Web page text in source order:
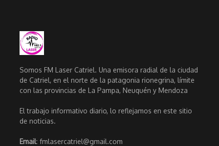
Somos FM Laser Catriel. Una emisora radial de la ciudad
de Catriel, en el norte de la patagonia rionegrina, límite
con las provincias de La Pampa, Neuquén y Mendoza
El trabajo informativo diario, lo reflejamos en este sitio
de noticias.
Email: fmlasercatriel@gmail.com